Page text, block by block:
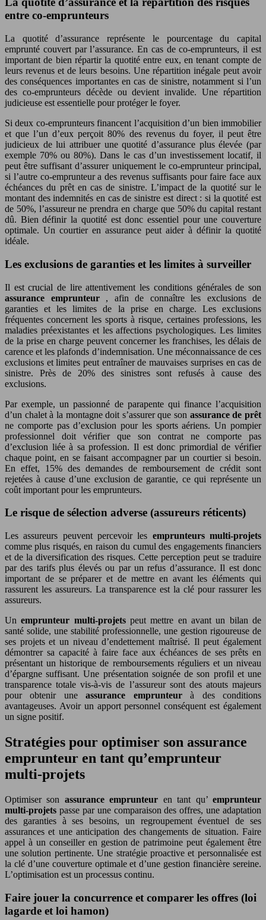
entre co-emprunteurs
La quotité d’assurance représente le pourcentage du capital
emprunté couvert par l’assurance. En cas de co-emprunteurs, il est
important de bien répartir la quotité entre eux, en tenant compte de
leurs revenus et de leurs besoins. Une répartition inégale peut avoir
des conséquences importantes en cas de sinistre, notamment si l’un
des co-emprunteurs décède ou devient invalide. Une répartition
judicieuse est essentielle pour protéger le foyer.
Si deux co-emprunteurs financent l’acquisition d’un bien immobilier
et que l’un d’eux perçoit 80% des revenus du foyer, il peut être
judicieux de lui attribuer une quotité d’assurance plus élevée (par
exemple 70% ou 80%). Dans le cas d’un investissement locatif, il
peut être suffisant d’assurer uniquement le co-emprunteur principal,
si l’autre co-emprunteur a des revenus suffisants pour faire face aux
échéances du prêt en cas de sinistre. L’impact de la quotité sur le
montant des indemnités en cas de sinistre est direct : si la quotité est
de 50%, l’assureur ne prendra en charge que 50% du capital restant
dû. Bien définir la quotité est donc essentiel pour une couverture
optimale. Un courtier en assurance peut aider à définir la quotité
idéale.
Les exclusions de garanties et les limites à surveiller
Il est crucial de lire attentivement les conditions générales de son
assurance emprunteur , afin de connaître les exclusions de
garanties et les limites de la prise en charge. Les exclusions
fréquentes concernent les sports à risque, certaines professions, les
maladies préexistantes et les affections psychologiques. Les limites
de la prise en charge peuvent concerner les franchises, les délais de
carence et les plafonds d’indemnisation. Une méconnaissance de ces
exclusions et limites peut entraîner de mauvaises surprises en cas de
sinistre. Près de 20% des sinistres sont refusés à cause des
exclusions.
Par exemple, un passionné de parapente qui finance l’acquisition
d’un chalet à la montagne doit s’assurer que son assurance de prêt
ne comporte pas d’exclusion pour les sports aériens. Un pompier
professionnel doit vérifier que son contrat ne comporte pas
d’exclusion liée à sa profession. Il est donc primordial de vérifier
chaque point, en se faisant accompagner par un courtier si besoin.
En effet, 15% des demandes de remboursement de crédit sont
rejetées à cause d’une exclusion de garantie, ce qui représente un
coût important pour les emprunteurs.
Le risque de sélection adverse (assureurs réticents)
Les assureurs peuvent percevoir les emprunteurs multi-projets
comme plus risqués, en raison du cumul des engagements financiers
et de la diversification des risques. Cette perception peut se traduire
par des tarifs plus élevés ou par un refus d’assurance. Il est donc
important de se préparer et de mettre en avant les éléments qui
rassurent les assureurs. La transparence est la clé pour rassurer les
assureurs.
Unemprunteur multi-projetspeut mettre en avant un bilan de
santé solide, une stabilité professionnelle, une gestion rigoureuse de
ses projets et un niveau d’endettement maîtrisé. Il peut également
démontrer sa capacité à faire face aux échéances de ses prêts en
présentant un historique de remboursements réguliers et un niveau
d’épargne suffisant. Une présentation soignée de son profil et une
transparence totale vis-à-vis de l’assureur sont des atouts majeurs
pour obtenir uneassurance emprunteurà des conditions
avantageuses. Avoir un apport personnel conséquent est également
un signe positif.
Stratégies pour optimiser son assurance
emprunteur en tant qu’emprunteur
multi-projets
Optimiser son assurance emprunteur en tant qu’emprunteur
multi-projets passe par une comparaison des offres, une adaptation
des garanties à ses besoins, un regroupement éventuel de ses
assurances et une anticipation des changements de situation. Faire
appel à un conseiller en gestion de patrimoine peut également être
une solution pertinente. Une stratégie proactive et personnalisée est
la clé d’une couverture optimale et d’une gestion financière sereine.
L’optimisation est un processus continu.
Faire jouer la concurrence et comparer les offres (loi
lagarde et loi hamon)